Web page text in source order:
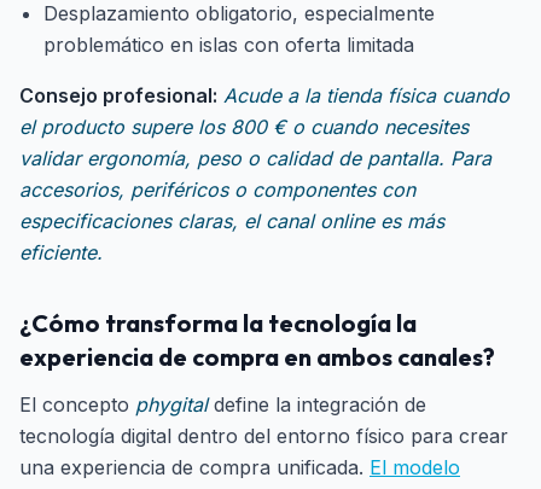
Desplazamiento obligatorio, especialmente
problemático en islas con oferta limitada
Consejo profesional: Acude a la tienda física cuando
el producto supere los 800 € o cuando necesites
validar ergonomía, peso o calidad de pantalla. Para
accesorios, periféricos o componentes con
especificaciones claras, el canal online es más
eficiente.
¿Cómo transforma la tecnología la
experiencia de compra en ambos canales?
El concepto phygitaldefine la integración de
tecnología digital dentro del entorno físico para crear
una experiencia de compra unificada. El modelo